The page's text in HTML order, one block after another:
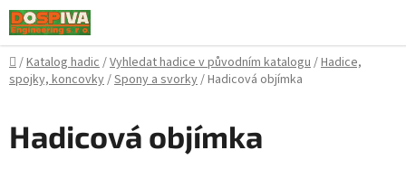
Přejít
na
obsah
Domů
/Katalog hadic/Vyhledat hadice v původním katalogu/Hadice,
spojky, koncovky/Spony a svorky/Hadicová objímka
Hadicová objímka